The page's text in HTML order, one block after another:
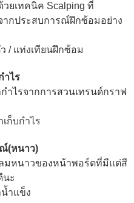
ยเทคนิค Scalping ที่
ากประสบการณ์ฝึกซ้อมอย่าง
/ แท่งเทียนฝึกซ้อม
ำไร
ำไรจากการสวนเทรนด์กราฟ
ก็บกำไร
(หนาว)
มหนาวของหน้าพอร์ตที่มีแต่สี
นะ
น้ำแข็ง